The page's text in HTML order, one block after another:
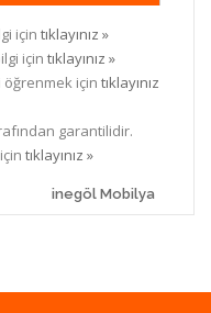
için tıklayınız »
için tıklayınız »
öğrenmek için tıklayınız
garantilidir.
tıklayınız »
inegöl Mobilya